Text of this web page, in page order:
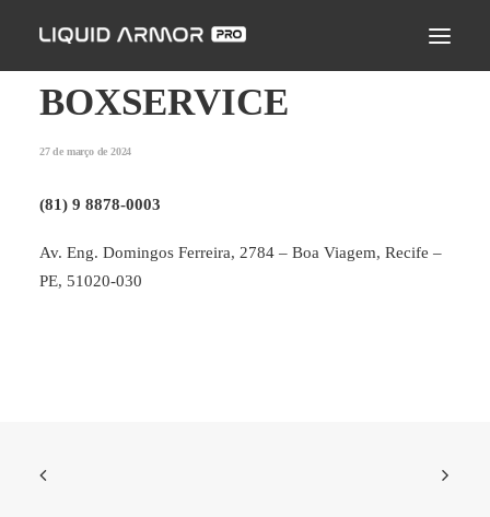
LIQUID ARMOR PRO
MODO DE APLICAÇÃO
PERGUNTAS FREQUENTES
BOXSERVICE
27 de março de 2024
(81) 9 8878-0003
Av. Eng. Domingos Ferreira, 2784 – Boa Viagem, Recife –
PE, 51020-030